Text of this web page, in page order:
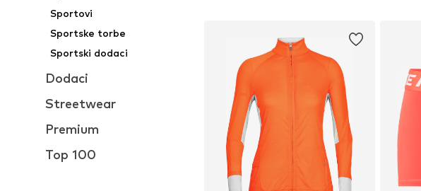
Sportovi
Sportske torbe
Sportski dodaci
Dodaci
Streetwear
Premium
Top 100